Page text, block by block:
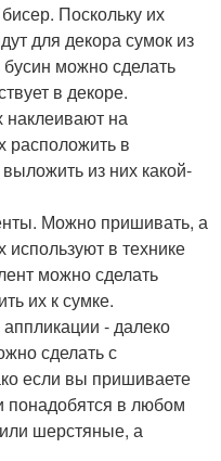
Поскольку их
для декора сумок из
можно сделать
в декоре.
на
расположить в
из них какой-
Можно пришивать, а
в технике
можно сделать
их к сумке.
- далеко
сделать с
если вы пришиваете
понадобятся в любом
шерстяные, а